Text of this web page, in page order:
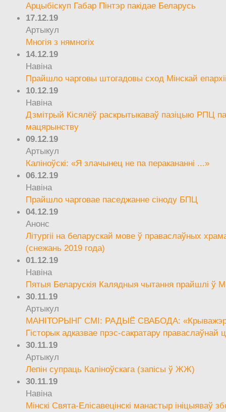
Арцыбіскуп Габар Пінтэр пакідае Беларусь
17.12.19
Артыкул
Многія з нямногіх
14.12.19
Навіна
Прайшло чарговы штогадовы сход Мінскай
10.12.19
Навіна
Дзмітрый Кісялёў раскрытыкаваў пазіцыю РПЦ
мацярынству
09.12.19
Артыкул
Каліноўскі: «Я злачынец не па перакананні ...»
06.12.19
Навіна
Прайшло чарговае паседжанне сіноду БПЦ
04.12.19
Анонс
Літургіі на беларускай мове ў праваслаўных
(снежань 2019 года)
01.12.19
Навіна
Пятыя Беларускія Калядныя чытання прайшлі ў
30.11.19
Артыкул
МАНІТОРЫНГ СМІ: РАДЫЁ СВАБОДА:
Гісторык адказвае прэс-сакратару праваслаўнай
30.11.19
Артыкул
Лепін супраць Каліноўскага (запісы ў ЖЖ)
30.11.19
Навіна
Мінскі Свята-Елісавецінскі манастыр ініцыяваў